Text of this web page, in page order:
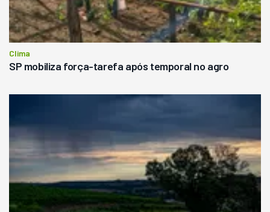
Clima
SP mobiliza força-tarefa após temporal no agro